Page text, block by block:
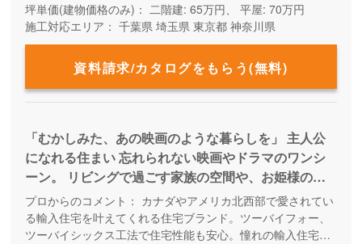
坪単価(建物価格のみ)： 二階建: 65万円、 平屋: 70万円
施工対応エリア： 千葉県 埼玉県 東京都 神奈川県
資料請求/カタログをもらう(無料)
「むかしみた、あの映画のような暮らしを」 主人公
になれる住まい 忘れられない映画やドラマのワンシ
ーン。 リビングで過ごす家族の空間や、お姫様のよ
うに階段を降りてくる姿… あなたの憧れを、私たち
と一緒に叶えませんか。
プロからのコメント： カナダやアメリカ北西部で愛されてい
る輸入住宅を叶えてくれる住宅ブランド。ツーバイフォー、
ツーバイシックス工法で住宅性能も安心。憧れの輸入住宅で